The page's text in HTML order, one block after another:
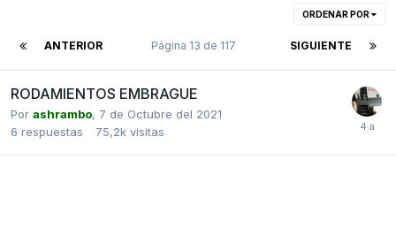
ORDENAR POR
ANTERIOR SIGUIENTE
Página 13 de 117
RODAMIENTOS EMBRAGUE
Por ashrambo, 7 de Octubre del 2021
6 respuestas 75,2k visitas